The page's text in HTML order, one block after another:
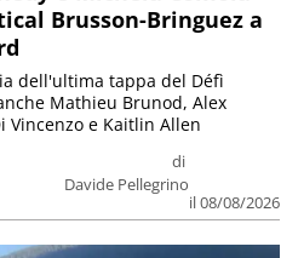
Brusson-Bringuez a
di
Davide Pellegrino
il 08/08/2026
dell'ultima tappa del Défì
Mathieu Brunod, Alex
Vincenzo e Kaitlin Allen